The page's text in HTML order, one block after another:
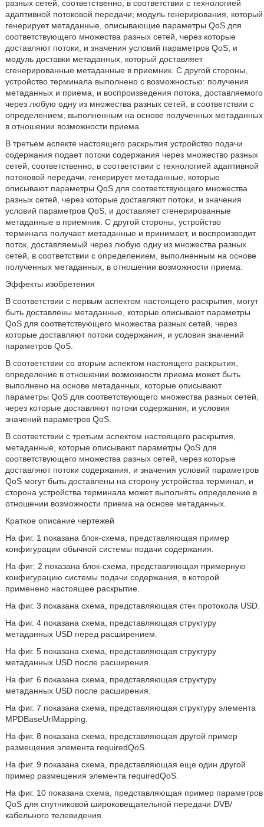
разных сетей, соответственно, в соответствии с технологией
адаптивной потоковой передачи; модуль генерирования, который
генерирует метаданные, описывающие параметры QoS для
соответствующего множества разных сетей, через которые
доставляют потоки, и значения условий параметров QoS; и
модуль доставки метаданных, который доставляет
сгенерированные метаданные в приемник. С другой стороны,
устройство терминала выполнено с возможностью: получения
метаданных и приема, и воспроизведения потока, доставляемого
через любую одну из множества разных сетей, в соответствии с
определением, выполненным на основе полученных метаданных
в отношении возможности приема.
В третьем аспекте настоящего раскрытия устройство подачи
содержания подает потоки содержания через множество разных
сетей, соответственно, в соответствии с технологией адаптивной
потоковой передачи, генерирует метаданные, которые
описывают параметры QoS для соответствующего множества
разных сетей, через которые доставляют потоки, и значения
условий параметров QoS, и доставляет сгенерированные
метаданные в приемник. С другой стороны, устройство
терминала получает метаданные и принимает, и воспроизводит
поток, доставляемый через любую одну из множества разных
сетей, в соответствии с определением, выполненным на основе
полученных метаданных, в отношении возможности приема.
Эффекты изобретения
В соответствии с первым аспектом настоящего раскрытия, могут
быть доставлены метаданные, которые описывают параметры
QoS для соответствующего множества разных сетей, через
которые доставляют потоки содержания, и условия значений
параметров QoS.
В соответствии со вторым аспектом настоящего раскрытия,
определение в отношении возможности приема может быть
выполнено на основе метаданных, которые описывают
параметры QoS для соответствующего множества разных сетей,
через которые доставляют потоки содержания, и условия
значений параметров QoS.
В соответствии с третьим аспектом настоящего раскрытия,
метаданные, которые описывают параметры QoS для
соответствующего множества разных сетей, через которые
доставляют потоки содержания, и значения условий параметров
QoS могут быть доставлены на сторону устройства терминал, и
сторона устройства терминала может выполнять определение в
отношении возможности приема на основе метаданных.
Краткое описание чертежей
На фиг. 1 показана блок-схема, представляющая пример
конфигурации обычной системы подачи содержания.
На фиг: 2 показана блок-схема, представляющая примерную
конфигурацию системы подачи содержания, в которой
применено настоящее раскрытие.
На фиг. 3 показана схема, представляющая стек протокола USD.
На фиг. 4 показана схема, представляющая структуру
метаданных USD перед расширением.
На фиг. 5 показана схема, представляющая структуру
метаданных USD после расширения.
На фиг. 6 показана схема, представляющая структуру
метаданных USD после расширения.
На фиг. 7 показана схема, представляющая структуру элемента
MPDBaseUrlMapping.
На фиг. 8 показана схема, представляющая другой пример
размещения элемента requiredQoS.
На фиг. 9 показана схема, представляющая еще один другой
пример размещения элемента requiredQoS.
На фиг. 10 показана схема, представляющая пример параметров
QoS для спутниковой широковещательной передачи DVB/
кабельного телевидения.